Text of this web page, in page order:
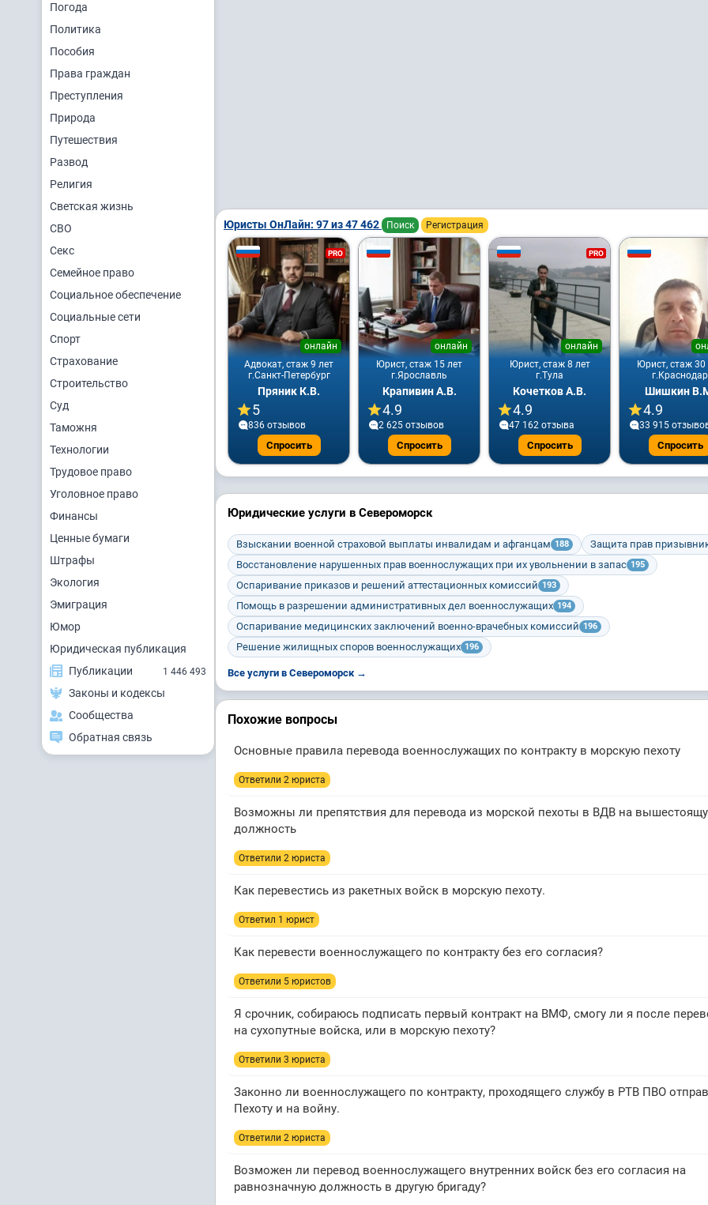
Погода
Политика
Пособия
Права граждан
Преступления
Природа
Путешествия
Развод
Религия
Светская жизнь
СВО
Секс
Семейное право
Социальное обеспечение
Социальные сети
Спорт
Страхование
Строительство
Суд
Таможня
Технологии
Трудовое право
Уголовное право
Финансы
Ценные бумаги
Штрафы
Экология
Эмиграция
Юмор
Юридическая публикация
Публикации
1 446 493
Законы и кодексы
Сообщества
Обратная связь
Юристы ОнЛайн: 97 из 47 462 Поиск Регистрация
PRO
Адвокат, стаж 9 лет
онлайн
г.Санкт-Петербург
Пряник К.В.
5
836 отзывов
Спросить
Юрист, стаж 15 лет
онлайн
г.Ярославль
Крапивин А.В.
4.9
2 625 отзывов
Спросить
PRO
Юрист, стаж 8 лет
онлайн
г.Тула
Кочетков А.В.
4.9
47 162 отзывa
Спросить
Юрист, стаж 30
г.Краснодар
Шишкин
4.9
33 915
Спросить
Юридические услуги в Североморск
Взыскании военной страховой выплаты инвалидам и афганцам 188 Защита прав
Восстановление нарушенных прав военнослужащих при их увольнении в запас 195
Оспаривание приказов и решений аттестационных комиссий 193
Помощь в разрешении административных дел военнослужащих 194
Оспаривание медицинских заключений военно-врачебных комиссий 196
Решение жилищных споров военнослужащих 196
Все услуги в Североморск →
Похожие вопросы
Основные правила перевода военнослужащих по контракту в морскую пехоту
Ответили 2 юристa
Возможны ли препятствия для перевода из морской пехоты в ВДВ на
должность
Ответили 2 юристa
Как перевестись из ракетных войск в морскую пехоту.
Ответил 1 юрист
Как перевести военнослужащего по контракту без его согласия?
Ответили 5 юристов
Я срочник, собираюсь подписать первый контракт на ВМФ, смогу ли я после
на сухопутные войска, или в морскую пехоту?
Ответили 3 юристa
Законно ли военнослужащего по контракту, проходящего службу в РТВ ПВО
Пехоту и на войну.
Ответили 2 юристa
Возможен ли перевод военнослужащего внутренних войск без его согласия на
равнозначную должность в другую бригаду?